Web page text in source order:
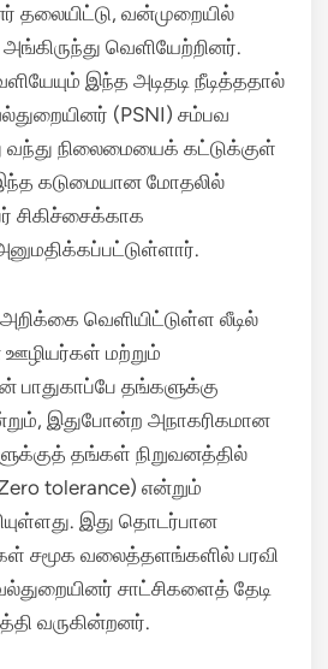
தலையிட்டு, வன்முறையில்
வெளியேற்றினர்.
இந்த அடிதடி நீடித்ததால்
(PSNI) சம்பவ
வந்து நிலைமையைக் கட்டுக்குள்
கடுமையான மோதலில்
சிகிச்சைக்காக
வெளியிட்டுள்ள லீடில்
மற்றும்
பாதுகாப்பே தங்களுக்கு
இதுபோன்ற அநாகரிகமான
தங்கள் நிறுவனத்தில்
tolerance) என்றும்
இது தொடர்பான
சமூக வலைத்தளங்களில் பரவி
சாட்சிகளைத் தேடி
வருகின்றனர்.